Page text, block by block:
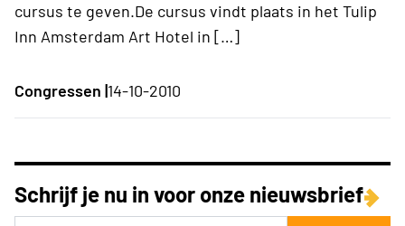
cursus te geven.De cursus vindt plaats in het Tulip
Inn Amsterdam Art Hotel in […]
Congressen |14-10-2010
Schrijf je nu in voor onze nieuwsbrief